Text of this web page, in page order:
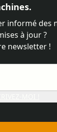
informé des
à jour ?
newsletter !